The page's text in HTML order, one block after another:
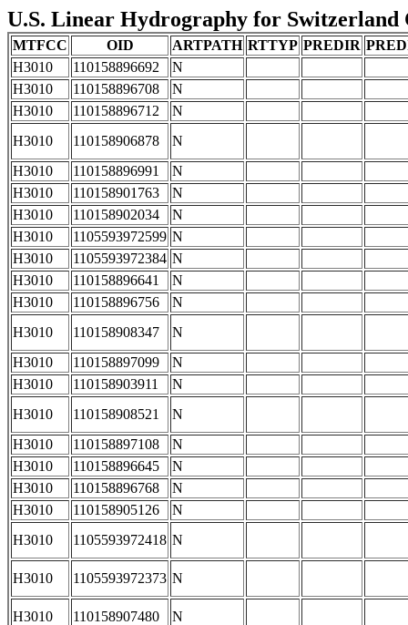
U.S. Linear Hydrography for Switzerland
MTFCC OID ARTPATH RTTYP PREDIR
H3010
110158896692
N
H3010
110158896708
N
H3010
110158896712
N
H3010
110158906878
N
H3010
110158896991
N
H3010
110158901763
N
H3010
110158902034
N
H3010
1105593972599 N
H3010
1105593972384 N
H3010
110158896641
N
H3010
110158896756
N
H3010
110158908347
N
H3010
110158897099
N
H3010
110158903911
N
H3010
110158908521
N
H3010
110158897108
N
H3010
110158896645
N
H3010
110158896768
N
H3010
110158905126
N
H3010
1105593972418 N
H3010 1105593972373 N
H3010 110158907480
N